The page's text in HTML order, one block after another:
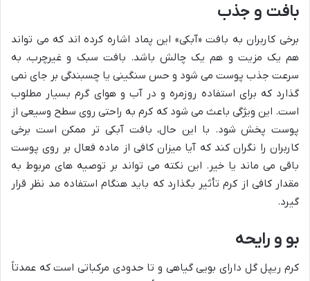
بافت و جذب
برخی کاربران به بافت «آبکی» این پماد اشاره کرده اند که می تواند
هم یک مزیت و هم یک چالش باشد. بافت سبک و غیرچرب، به
سرعت جذب پوست می شود و حس سنگینی یا چسبندگی بر جای نمی
گذارد که برای استفاده روزمره و در آب و هوای گرم بسیار مطلوب
است. این ویژگی باعث می شود که کرم به راحتی روی سطح وسیعی از
پوست پخش شود. با این حال، بافت آبکی تر ممکن است برخی
کاربران را نگران کند که آیا میزان کافی از ماده فعال بر روی پوست
باقی می ماند یا خیر. این نکته می تواند بر توصیه های مربوط به
مقدار کافی از کرم تأثیر بگذارد که باید هنگام استفاده مد نظر قرار
گیرد.
بو و رایحه
کرم ریپل گل دارای بویی گیاهی و تا حدودی مرکباتی است که عمدتاً